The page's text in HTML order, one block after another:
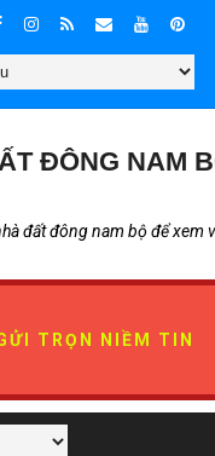
ĐÔNG NAM
đất đông nam bộ để xem
TRỌN NIỀM TIN